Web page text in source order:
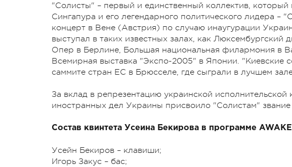
"Солисты" – первый и единственный коллектив,
Сингапура и его легендарного политического лидера
концерт в Вене (Австрия) по случаю инаугурации
выступал в таких известных залах, как
Опер в Берлине, Большая национальная филармония в
Всемирная выставка "Экспо-2005" в Японии. "Киевские
саммите стран ЕС в Брюсселе, где сыграли в лучшем
За вклад в репрезентацию украинской
иностранных дел Украины присвоило "Солистам"
Состав квинтета Усеина Бекирова в программе
Усейн Бекиров – клавиши;
Игорь Закус – бас;